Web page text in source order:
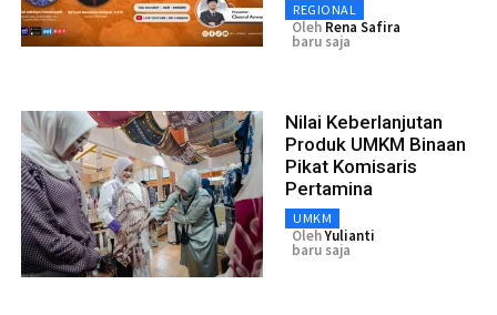
REGIONAL
Oleh Rena Safira
baru saja
Nilai Keberlanjutan
Produk UMKM Binaan
Pikat Komisaris
Pertamina
UMKM
OlehYulianti
baru saja